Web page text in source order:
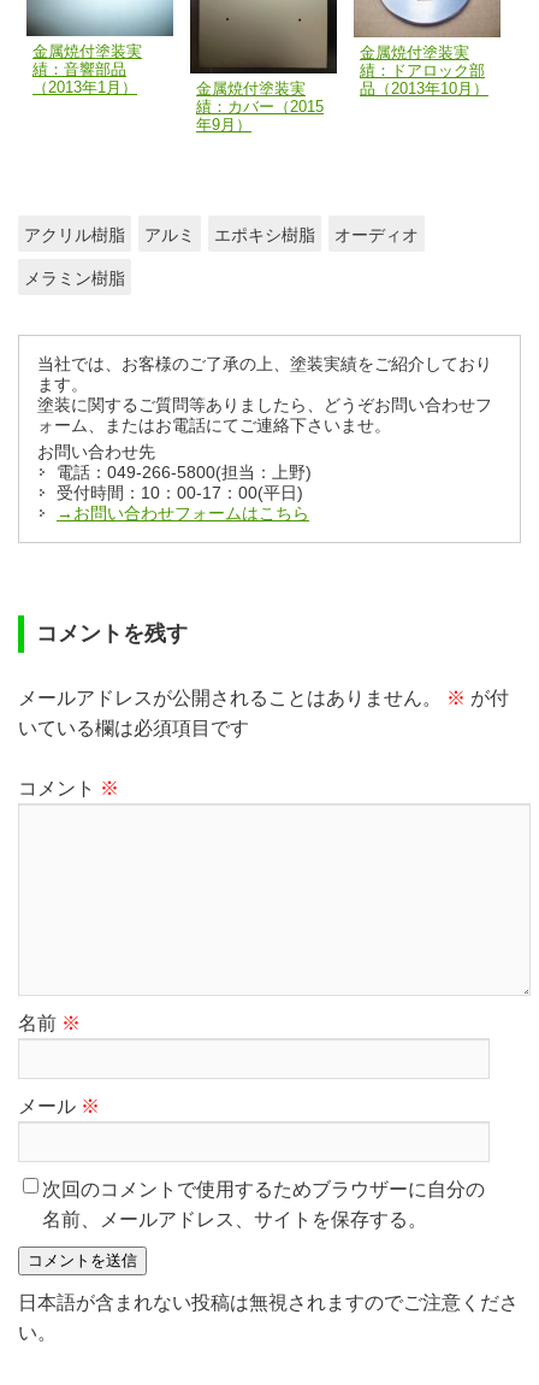
金属焼付塗装実
績：音響部品
（2013年1月）
金属焼付塗装実
績：カバー（2015
年9月）
金属焼付塗装実
績：ドアロック部
品（2013年10月）
アクリル樹脂 アルミ エポキシ樹脂 オーディオ
メラミン樹脂
当社では、お客様のご了承の上、塗装実績をご紹介しており
ます。
塗装に関するご質問等ありましたら、どうぞお問い合わせフ
ォーム、またはお電話にてご連絡下さいませ。
お問い合わせ先
電話：049-266-5800(担当：上野)
受付時間：10：00-17：00(平日)
→お問い合わせフォームはこちら
コメントを残す
メールアドレスが公開されることはありません。 ※ が付
いている欄は必須項目です
コメント ※
名前 ※
メール ※
次回のコメントで使用するためブラウザーに自分の
名前、メールアドレス、サイトを保存する。
日本語が含まれない投稿は無視されますのでご注意くださ
い。